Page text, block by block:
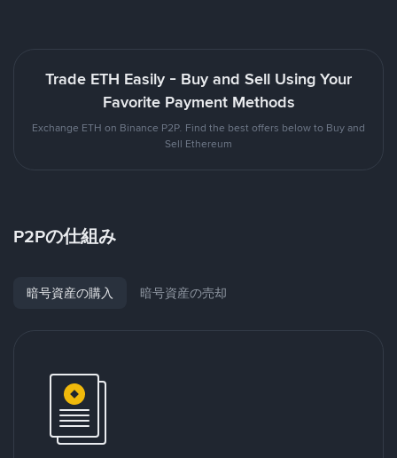
Trade ETH Easily - Buy and Sell Using Your
Favorite Payment Methods
Exchange ETH on Binance P2P. Find the best offers below to Buy and
Sell Ethereum
P2Pの仕組み
暗号資産の購入 暗号資産の売却